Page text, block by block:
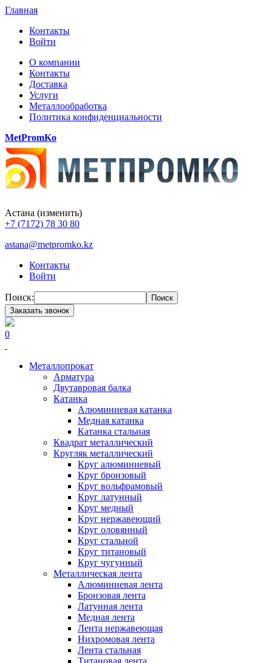
Главная
Контакты
Войти
О компании
Контакты
Доставка
Услуги
Металлообработка
Политика конфиденциальности
MetPromKo
Астана (изменить)
+7 (7172) 78 30 80
astana@metpromko.kz
Контакты
Войти
Поиск:
Поиск
Заказать звонок
0
Металлопрокат
Арматура
Двутавровая балка
Катанка
Алюминиевая катанка
Медная катанка
Катанка стальная
Квадрат металлический
Кругляк металлический
Круг алюминиевый
Круг бронзовый
Круг вольфрамовый
Круг латунный
Круг медный
Круг нержавеющий
Круг оловянный
Круг стальной
Круг титановый
Круг чугунный
Металлическая лента
Алюминиевая лента
Бронзовая лента
Латунная лента
Медная лента
Лента нержавеющая
Нихромовая лента
Лента стальная
Титановая лента